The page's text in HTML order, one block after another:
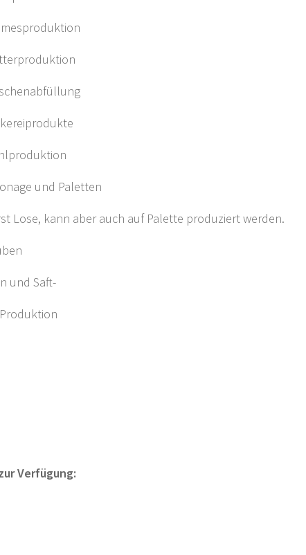
und Paletten
kann aber auch auf Palette produziert werden.
Saft-
Verfügung: